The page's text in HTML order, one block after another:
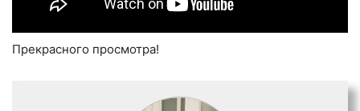
Прекрасного просмотра!